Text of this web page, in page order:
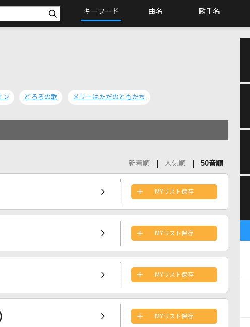
キーワード 曲名 歌手名
ン どろろの歌 メリーはただのともだち
新着順
人気順 50音順
MYリスト保存
MYリスト保存
MYリスト保存
MYリスト保存